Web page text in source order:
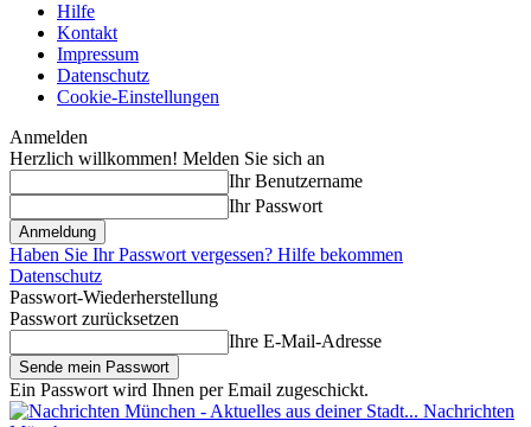
Hilfe
Kontakt
Impressum
Datenschutz
Cookie-Einstellungen
Anmelden
Herzlich willkommen! Melden Sie sich an
Ihr Benutzername
Ihr Passwort
Haben Sie Ihr Passwort vergessen? Hilfe bekommen
Datenschutz
Passwort-Wiederherstellung
Passwort zurücksetzen
Ihre E-Mail-Adresse
Ein Passwort wird Ihnen per Email zugeschickt.
Nachrichten